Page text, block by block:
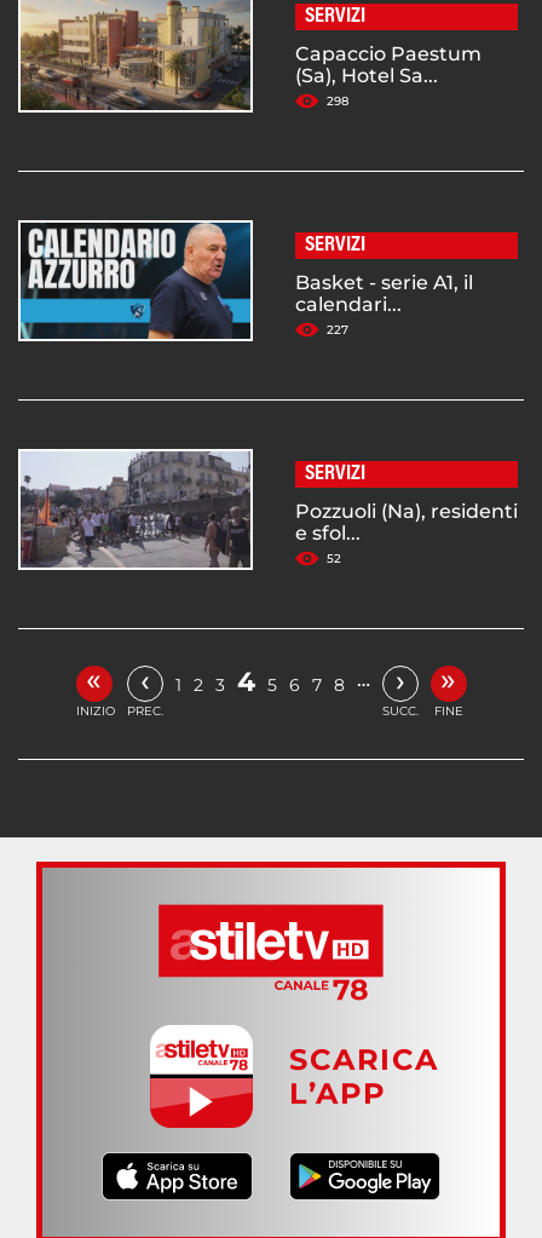
SERVIZI
Capaccio Paestum
(Sa), Hotel Sa...
298
SERVIZI
Basket - serie A1, il
calendari...
227
SERVIZI
Pozzuoli (Na), residenti
e sfol...
52
«
INIZIO
‹
PREC.
1 2 3 4 5 6 7 8 … ›
SUCC.
»
FINE
SCARICA
L’APP